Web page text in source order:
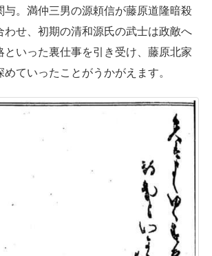
与。満仲三男の源頼信が藤原道隆暗殺
わせ、初期の清和源氏の武士は政敵へ
といった裏仕事を引き受け、藤原北家
ていったことがうかがえます。